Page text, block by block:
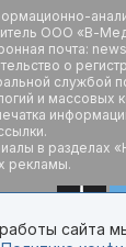
ООО «В-
почта:
о
службой
и массовых
в разделах
рекламы.
сайта